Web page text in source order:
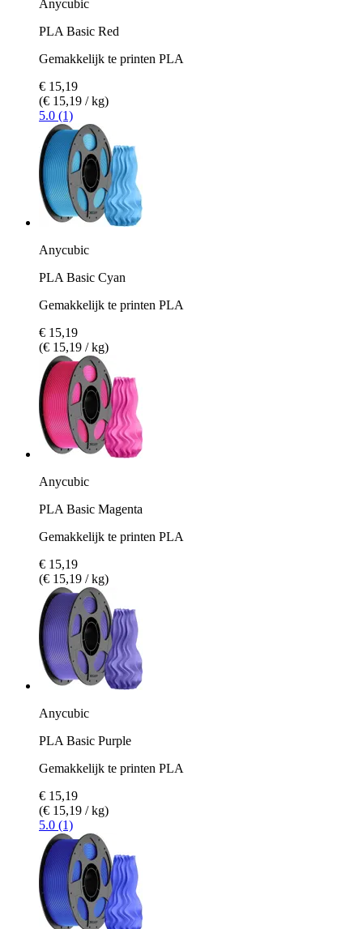
Anycubic
PLA Basic Red
Gemakkelijk te printen PLA
€ 15,19
(€ 15,19 / kg)
5.0 (1)
Anycubic
PLA Basic Cyan
Gemakkelijk te printen PLA
€ 15,19
(€ 15,19 / kg)
Anycubic
PLA Basic Magenta
Gemakkelijk te printen PLA
€ 15,19
(€ 15,19 / kg)
Anycubic
PLA Basic Purple
Gemakkelijk te printen PLA
€ 15,19
(€ 15,19 / kg)
5.0 (1)